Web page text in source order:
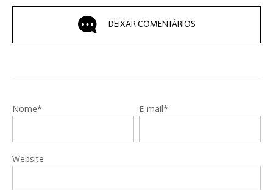
DEIXAR COMENTÁRIOS
Nome* E-mail*
Website